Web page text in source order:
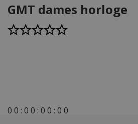
GMT dames horloge
0 0 : 0 0 : 0 0 : 0 0